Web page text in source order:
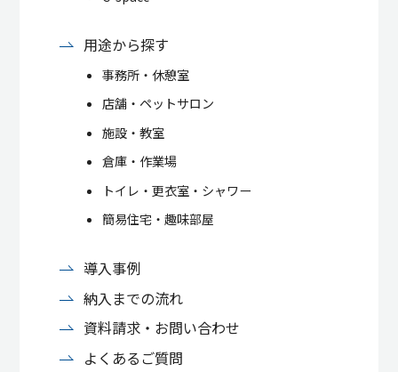
用途から探す
事務所・休憩室
店舗・ペットサロン
施設・教室
倉庫・作業場
トイレ・更衣室・シャワー
簡易住宅・趣味部屋
導入事例
納入までの流れ
資料請求・お問い合わせ
よくあるご質問